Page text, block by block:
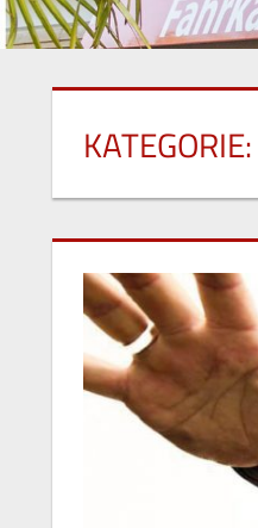
KATEGORIE: